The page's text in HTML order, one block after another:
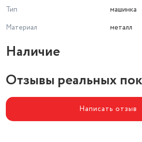
Тип
машинка
Материал
металл
Наличие
Отзывы реальных
Написать отзыв